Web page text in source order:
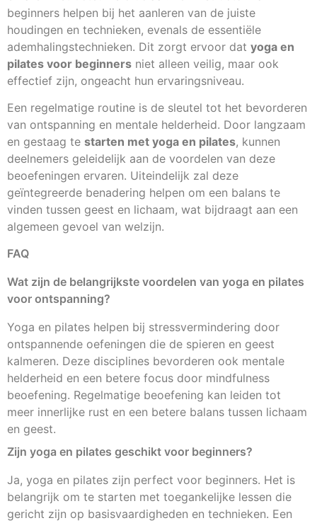
beginners helpen bij het aanleren van de juiste
houdingen en technieken, evenals de essentiële
ademhalingstechnieken. Dit zorgt ervoor dat yoga en
pilates voor beginners niet alleen veilig, maar ook
effectief zijn, ongeacht hun ervaringsniveau.
Een regelmatige routine is de sleutel tot het bevorderen
van ontspanning en mentale helderheid. Door langzaam
en gestaag te starten met yoga en pilates, kunnen
deelnemers geleidelijk aan de voordelen van deze
beoefeningen ervaren. Uiteindelijk zal deze
geïntegreerde benadering helpen om een balans te
vinden tussen geest en lichaam, wat bijdraagt aan een
algemeen gevoel van welzijn.
FAQ
Wat zijn de belangrijkste voordelen van yoga en pilates
voor ontspanning?
Yoga en pilates helpen bij stressvermindering door
ontspannende oefeningen die de spieren en geest
kalmeren. Deze disciplines bevorderen ook mentale
helderheid en een betere focus door mindfulness
beoefening. Regelmatige beoefening kan leiden tot
meer innerlijke rust en een betere balans tussen lichaam
en geest.
Zijn yoga en pilates geschikt voor beginners?
Ja, yoga en pilates zijn perfect voor beginners. Het is
belangrijk om te starten met toegankelijke lessen die
gericht zijn op basisvaardigheden en technieken. Een